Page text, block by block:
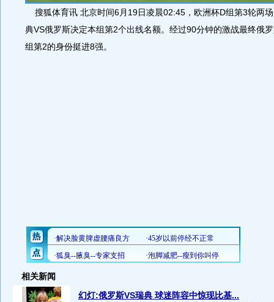
搜狐体育讯 北京时间6月19日凌晨02:45，欧洲杯D组第3轮两
典VS俄罗斯决定本组第2个出线名额。经过90分钟的激战最终俄
组第2的身份挺进8强。
相关新闻
幻灯:俄罗斯VS瑞典 球迷阵容中惊现比基...